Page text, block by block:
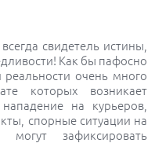
свидетель истины,
Как бы пафосно
очень много
которых возникает
на курьеров,
спорные ситуации на
зафиксировать